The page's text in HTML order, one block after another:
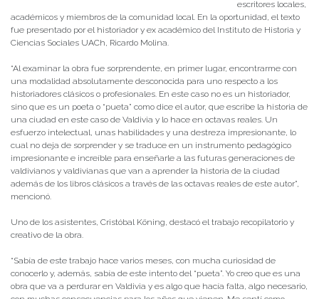
escritores locales,
académicos y miembros de la comunidad local. En la oportunidad, el texto
fue presentado por el historiador y ex académico del Instituto de Historia y
Ciencias Sociales UACh, Ricardo Molina.
“Al examinar la obra fue sorprendente, en primer lugar, encontrarme con
una modalidad absolutamente desconocida para uno respecto a los
historiadores clásicos o profesionales. En este caso no es un historiador,
sino que es un poeta o “pueta” como dice el autor, que escribe la historia de
una ciudad en este caso de Valdivia y lo hace en octavas reales. Un
esfuerzo intelectual, unas habilidades y una destreza impresionante, lo
cual no deja de sorprender y se traduce en un instrumento pedagógico
impresionante e increíble para enseñarle a las futuras generaciones de
valdivianos y valdivianas que van a aprender la historia de la ciudad
además de los libros clásicos a través de las octavas reales de este autor”,
mencionó.
Uno de los asistentes, Cristóbal Köning, destacó el trabajo recopilatorio y
creativo de la obra.
“Sabía de este trabajo hace varios meses, con mucha curiosidad de
conocerlo y, además, sabía de este intento del “pueta”. Yo creo que es una
obra que va a perdurar en Valdivia y es algo que hacía falta, algo necesario,